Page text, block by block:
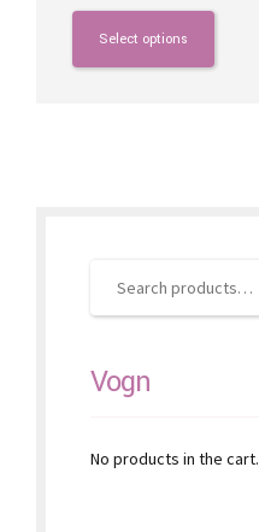
Select options
This
product
has
product
Vogn
No products in the cart.